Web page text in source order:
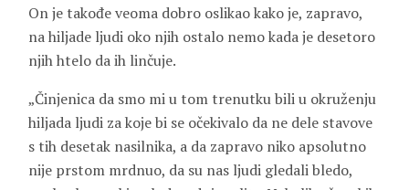
On je takođe veoma dobro oslikao kako je, zapravo,
na hiljade ljudi oko njih ostalo nemo kada je desetoro
njih htelo da ih linčuje.
„Činjenica da smo mi u tom trenutku bili u okruženju
hiljada ljudi za koje bi se očekivalo da ne dele stavove
s tih desetak nasilnika, a da zapravo niko apsolutno
nije prstom mrdnuo, da su nas ljudi gledali bledo,